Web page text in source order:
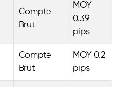
Compte
Brut
MOY
0.39
pips
Compte
Brut
MOY 0.2
pips